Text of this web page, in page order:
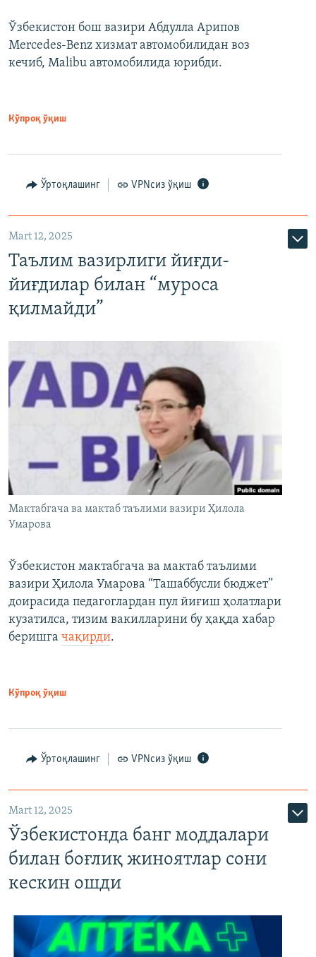
Ўзбекистон бош вазири Абдулла Арипов
Mercedes-Benz хизмат автомобилидан воз
кечиб, Malibu автомобилида юрибди.
Кўпроқ ўқиш
Ўртоқлашинг VPNсиз ўқиш
Mart 12, 2025
Таълим вазирлиги йиғди-
йиғдилар билан “муроса
қилмайди”
Мактабгача ва мактаб таълими вазири Ҳилола
Умарова
Ўзбекистон мактабгача ва мактаб таълими
вазири Ҳилола Умарова “Ташаббусли бюджет”
доирасида педагоглардан пул йиғиш ҳолатлари
кузатилса, тизим вакилларини бу ҳақда хабар
беришга чақирди.
Кўпроқ ўқиш
Ўртоқлашинг VPNсиз ўқиш
Mart 12, 2025
Ўзбекистонда банг моддалари
билан боғлиқ жиноятлар сони
кескин ошди